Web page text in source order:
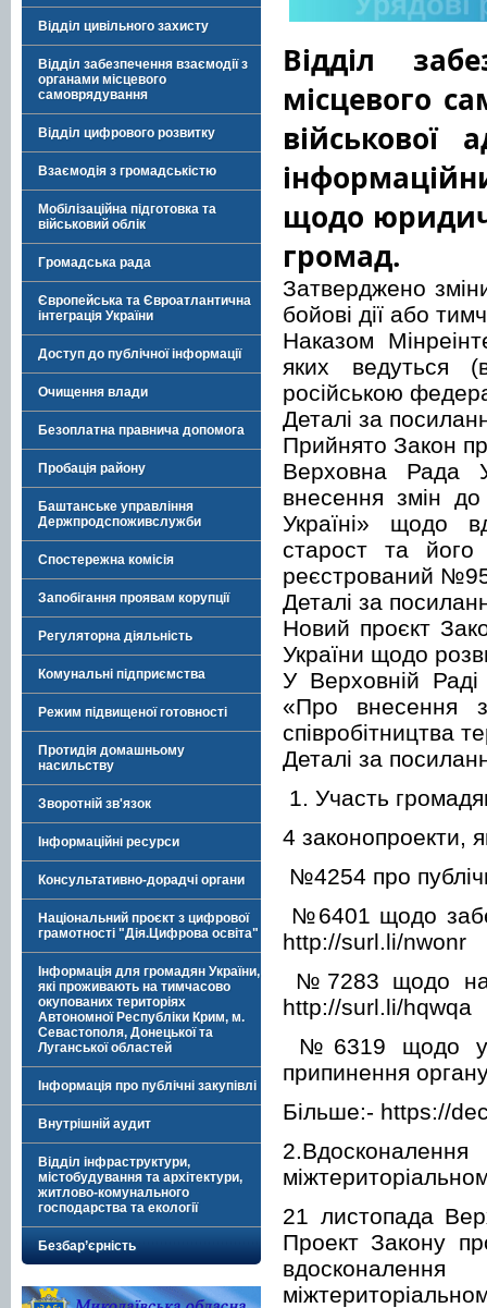
Відділ цивільного захисту
Відділ забезпечення взаємодії з
органами місцевого
самоврядування
Відділ цифрового розвитку
Взаємодія з громадськістю
Мобілізаційна підготовка та
військовий облік
Громадська рада
Європейська та Євроатлантична
інтеграція України
Доступ до публічної інформації
Очищення влади
Безоплатна правнича допомога
Пробація району
Баштанське управління
Держпродспоживслужби
Спостережна комісія
Запобігання проявам корупції
Регуляторна діяльність
Комунальні підприємства
Режим підвищеної готовності
Протидія домашньому
насильству
Зворотній зв'язок
Інформаційні ресурси
Консультативно-дорадчі органи
Національний проєкт з цифрової
грамотності "Дія.Цифрова освіта"
Інформація для громадян України,
які проживають на тимчасово
окупованих територіях
Автономної Республіки Крим, м.
Севастополя, Донецької та
Луганської областей
Інформація про публічні закупівлі
Внутрішній аудит
Відділ інфраструктури,
містобудування та архітектури,
житлово-комунального
господарства та екології
Безбар’єрність
Відділ
місцевого
військової
щодо
громад.
Затверджено
бойові дії або
Наказом
яких ведуться
російською
Деталі за
Прийнято Закон
Верховна Рада
внесення змін
Україні» щодо
старост та
реєстрований
Деталі за
Новий проєкт
України щодо
У Верховній
«Про внесення
співробітництва
Деталі за
1. Участь
4 законопроекти,
№4254 про
№6401 щодо
http://surl.li/nwonr
№7283 щодо
http://surl.li/hqwqa
№6319 щодо
припинення
Більше:- https://
21 листопада
Проект Закону